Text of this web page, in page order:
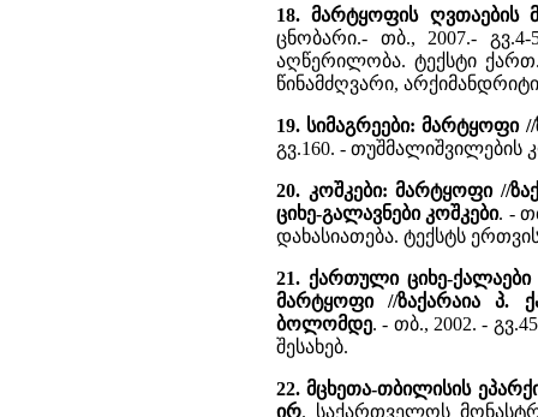
18. მარტყოფის ღვთაების
ცნობარი.- თბ., 2007.-
აღწერილობა. ტექსტი
წინამძღვარი,
19. სიმაგრეები: მარტყოფი
გვ.160. - თუშმალიშვილების
20. კოშკები: მარტყოფი //
ციხე-გალავნები კოშკები. -
დახასიათება. ტექსტს
21. ქართული ციხე-
მარტყოფი //ზაქარაია პ.
ბოლომდე. - თბ., 2002. -
შესახებ.
22. მცხეთა-თბილისის
ირ. საქართველოს